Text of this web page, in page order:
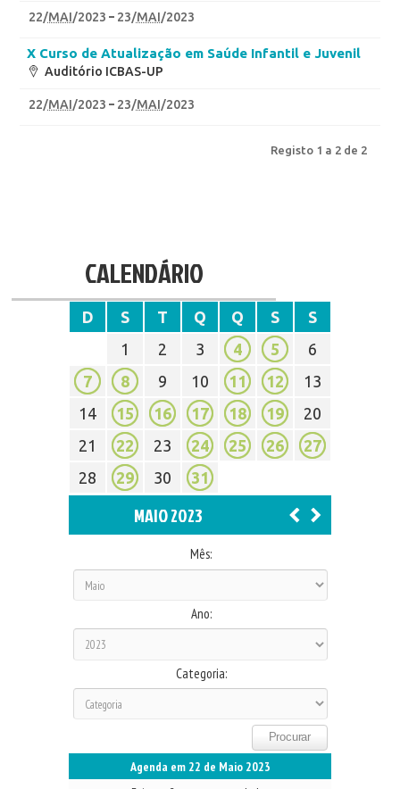
22/MAI/2023 23/MAI/2023
X Curso de Atualização em Saúde Infantil e Juvenil
Auditório ICBAS-UP
22/MAI/2023 23/MAI/2023
Registo 1 a 2 de 2
CALENDÁRIO
D S T Q Q S
S
1
2 3 4 5
6
7
8 9 10 11 12
13
14
15 16 17 18 19
20
21
22 23 24 25 26
27
28
29 30 31
MAIO 2023
Mês:
Ano:
Categoria:
Agenda em 22 de Maio 2023